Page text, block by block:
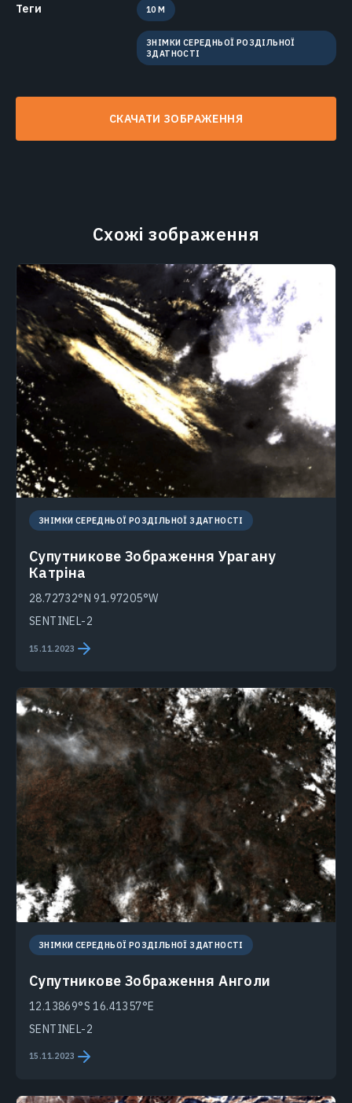
Теги
10 M
ЗНІМКИ СЕРЕДНЬОЇ РОЗДІЛЬНОЇ
ЗДАТНОСТІ
СКАЧАТИ ЗОБРАЖЕННЯ
Схожі зображення
ЗНІМКИ СЕРЕДНЬОЇ РОЗДІЛЬНОЇ ЗДАТНОСТІ
Супутникове Зображення Урагану
Катріна
28.72732°N 91.97205°W
SENTINEL-2
15.11.2023
ЗНІМКИ СЕРЕДНЬОЇ РОЗДІЛЬНОЇ ЗДАТНОСТІ
Супутникове Зображення Анголи
12.13869°S 16.41357°E
SENTINEL-2
15.11.2023